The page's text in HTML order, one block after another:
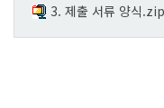
3. 제출 서류 양식.zip